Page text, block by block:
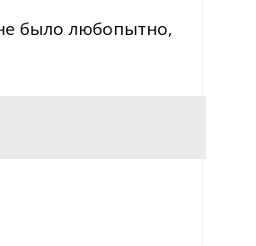
было любопытно,